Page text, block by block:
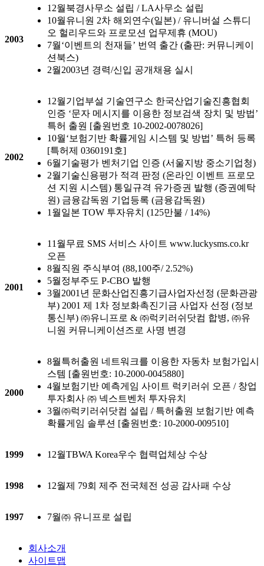
2003
12월북경사무소 설립 / LA사무소 설립
10월유니원 2차 해외연수(일본) / 유니버설 스튜디
오 헐리우드와 프로모션 업무제휴 (MOU)
7월‘이벤트의 천재들’ 번역 출간 (출판: 커뮤니케이
션북스)
2월2003년 경력/신입 공개채용 실시
2002
12월기업부설 기술연구소 한국산업기술진흥협회
인증 ‘문자 메시지를 이용한 정보검색 장치 및 방법’
특허 출원 [출원번호 10-2002-0078026]
10월‘보험기반 확률게임 시스템 및 방법’ 특허 등록
[특허제 0360191호]
6월기술평가 벤처기업 인증 (서울지방 중소기업청)
2월기술신용평가 적격 판정 (온라인 이벤트 프로모
션 지원 시스템) 통일규격 유가증권 발행 (증권예탁
원) 금융감독원 기업등록 (금융감독원)
1월일본 TOW 투자유치 (125만불 / 14%)
2001
11월무료 SMS 서비스 사이트 www.luckysms.co.kr
오픈
8월직원 주식부여 (88,100주/ 2.52%)
5월정부주도 P-CBO 발행
3월2001년 문화산업진흥기급사업자선정 (문화관광
부) 2001 제 1차 정보화촉진기금 사업자 선정 (정보
통신부) ㈜유니프로 & ㈜럭키러쉬닷컴 합병, ㈜유
니원 커뮤니케이션즈로 사명 변경
2000
8월특허출원 네트워크를 이용한 자동차 보험가입시
스템 [출원번호: 10-2000-0045880]
4월 보험기반 예측게임 사이트 럭키러쉬 오픈 / 창업
투자회사 ㈜ 넥스트벤처 투자유치
3월㈜럭키러쉬닷컴 설립 / 특허출원 보험기반 예측
확률게임 솔루션 [출원번호: 10-2000-009510]
1999 12월TBWA Korea우수 협력업체상 수상
1998 12월제 79회 제주 전국체전 성공 감사패 수상
1997 7월㈜ 유니프로 설립
회사소개
사이트맵